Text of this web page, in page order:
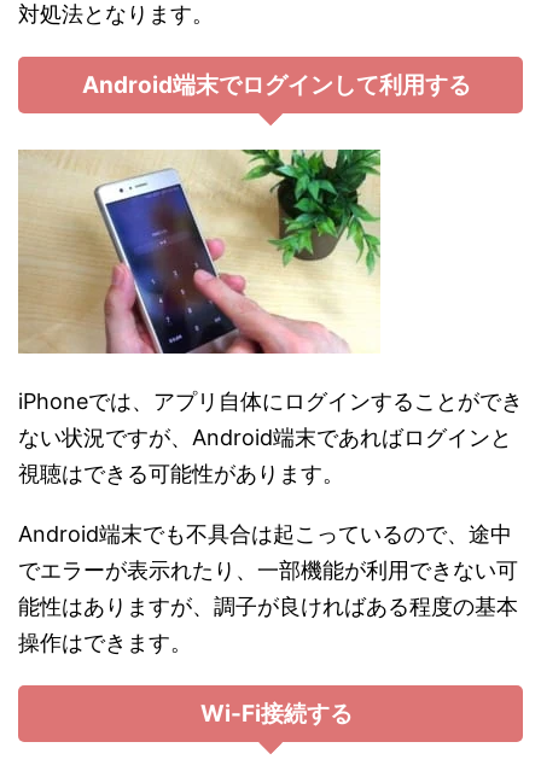
対処法となります。
Android端末でログインして利用する
iPhoneでは、アプリ自体にログインすることができ
ない状況ですが、Android端末であればログインと
視聴はできる可能性があります。
Android端末でも不具合は起こっているので、途中
でエラーが表示れたり、一部機能が利用できない可
能性はありますが、調子が良ければある程度の基本
操作はできます。
Wi-Fi接続する